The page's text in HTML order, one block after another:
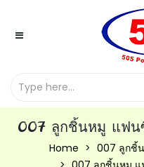
007 ลูกชิ้นหมู แฟน
Home
007 ลูกชิ้